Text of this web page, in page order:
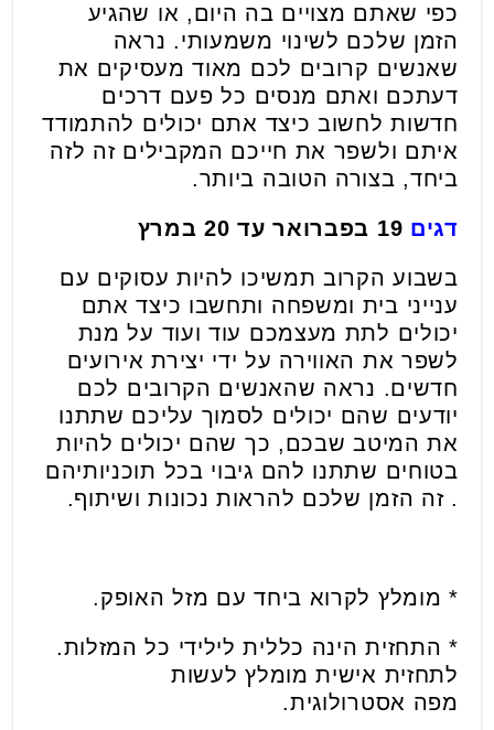
כפי שאתם מצויים בה היום, או שהגיע
הזמן שלכם לשינוי משמעותי. נראה
שאנשים קרובים לכם מאוד מעסיקים את
דעתכם ואתם מנסים כל פעם דרכים
חדשות לחשוב כיצד אתם יכולים להתמודד
איתם ולשפר את חייכם המקבילים זה לזה
ביחד, בצורה הטובה ביותר.
דגים
בשבוע הקרוב תמשיכו להיות עסוקים עם
ענייני בית ומשפחה ותחשבו כיצד אתם
יכולים לתת מעצמכם עוד ועוד על מנת
לשפר את האווירה על ידי יצירת אירועים
חדשים. נראה שהאנשים הקרובים לכם
יודעים שהם יכולים לסמוך עליכם שתתנו
את המיטב שבכם, כך שהם יכולים להיות
בטוחים שתתנו להם גיבוי בכל תוכניותיהם
. זה הזמן שלכם להראות נכונות ושיתוף.
* מומלץ לקרוא ביחד עם מזל האופק.
* התחזית הינה כללית לילידי כל המזלות.
לתחזית אישית מומלץ לעשות
מפה אסטרולוגית.